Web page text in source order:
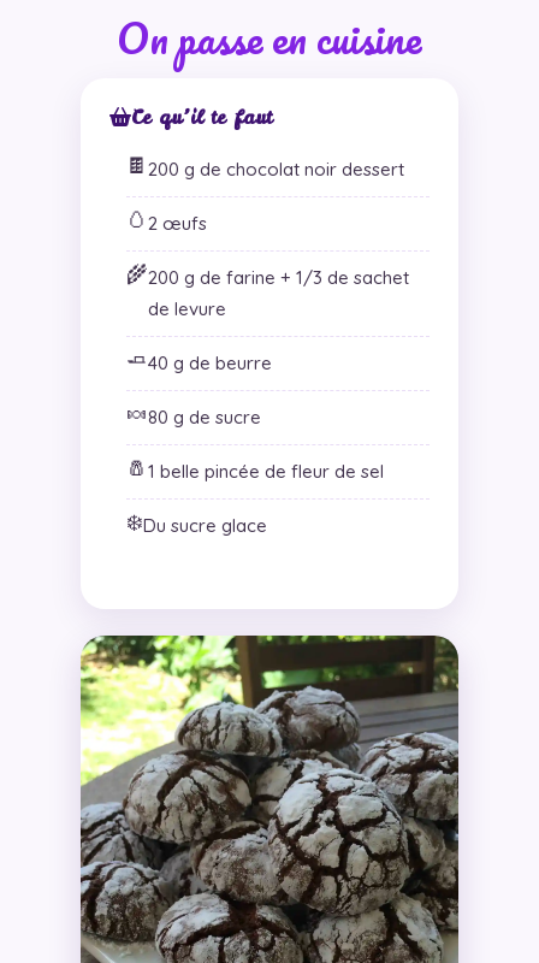
On passe en cuisine
Ce qu’il te faut
🍫 200 g de chocolat noir dessert
🥚 2 œufs
🌾200 g de farine + 1/3 de sachet
de levure
🧈40 g de beurre
🍬80 g de sucre
🧂 1 belle pincée de fleur de sel
❄️Du sucre glace